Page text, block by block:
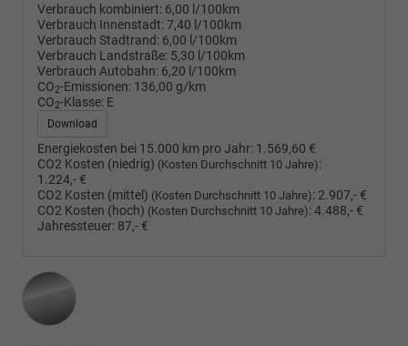
Verbrauch kombiniert: 6,00 l/100km
Verbrauch Innenstadt:7,40 l/100km
Verbrauch Stadtrand: 6,00 l/100km
Verbrauch Landstraße: 5,30 l/100km
Verbrauch Autobahn: 6,20 l/100km
CO2-Emissionen: 136,00 g/km
CO2-Klasse: E
Download
Energiekosten bei 15.000 km pro Jahr: 1.569,60 €
CO2 Kosten (niedrig) (Kosten Durchschnitt 10 Jahre):
1.224,- €
CO2 Kosten (mittel) (Kosten Durchschnitt 10 Jahre): 2.907,- €
CO2 Kosten (hoch) (Kosten Durchschnitt 10 Jahre):4.488,- €
Jahressteuer: 87,- €